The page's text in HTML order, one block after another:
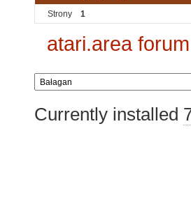
Strony 1
atari.area forum
Currently installed